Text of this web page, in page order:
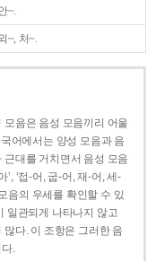
~.
~, 처~.
음은 음성 모음끼리 어울
어에서는 양성 모음과 음
대를 거치면서 음성 모음
‘접-어, 굽-어, 재-어, 세-
음의 우세를 확인할 수 있
일관되게 나타나지 않고
다. 이 조항은 그러한 음
.